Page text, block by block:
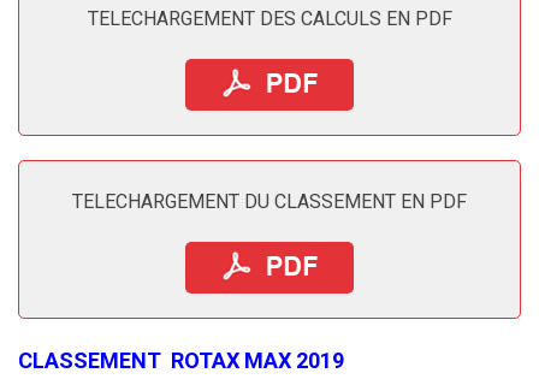
TELECHARGEMENT DES CALCULS EN PDF
TELECHARGEMENT DU CLASSEMENT EN PDF
CLASSEMENT ROTAX MAX 2019